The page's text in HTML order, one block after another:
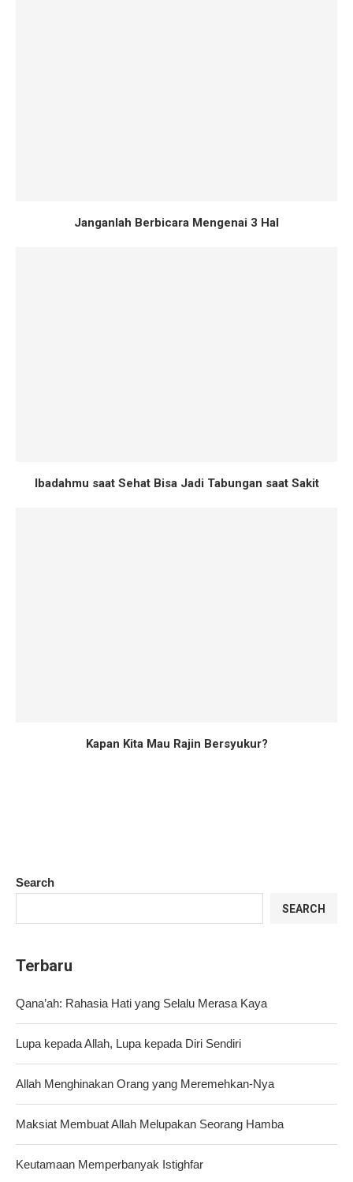
Janganlah Berbicara Mengenai 3 Hal
Ibadahmu saat Sehat Bisa Jadi Tabungan saat Sakit
Kapan Kita Mau Rajin Bersyukur?
Search
SEARCH
Terbaru
Qana’ah: Rahasia Hati yang Selalu Merasa Kaya
Lupa kepada Allah, Lupa kepada Diri Sendiri
Allah Menghinakan Orang yang Meremehkan-Nya
Maksiat Membuat Allah Melupakan Seorang Hamba
Keutamaan Memperbanyak Istighfar